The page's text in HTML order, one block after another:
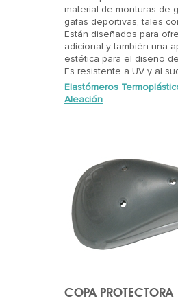
material de monturas de
gafas deportivas, tales
Están diseñados para
adicional y también una
estética para el diseño
Es resistente a UV y al
Elastómeros
Aleación
COPA PROTECTORA